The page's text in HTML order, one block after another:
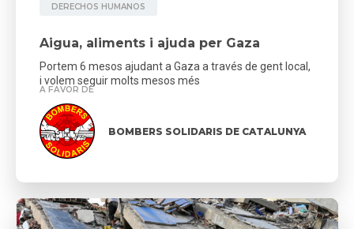
DERECHOS HUMANOS
Aigua, aliments i ajuda per Gaza
Portem 6 mesos ajudant a Gaza a través de gent local,
i volem seguir molts mesos més
A FAVOR DE
BOMBERS SOLIDARIS DE CATALUNYA